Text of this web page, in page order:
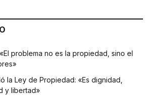
problema no es la propiedad, sino el
la Ley de Propiedad: «Es dignidad,
y libertad»